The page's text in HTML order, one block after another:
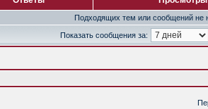
Подходящих тем или сообщений не
Показать сообщения за: